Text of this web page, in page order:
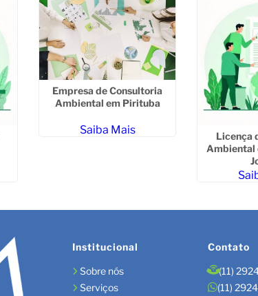
Empresa de Consultoria
Ambiental em Pirituba
Saiba Mais
Licença
Ambiental
Institucional
Sobre nós
Serviços
Contato
(11)
(11)